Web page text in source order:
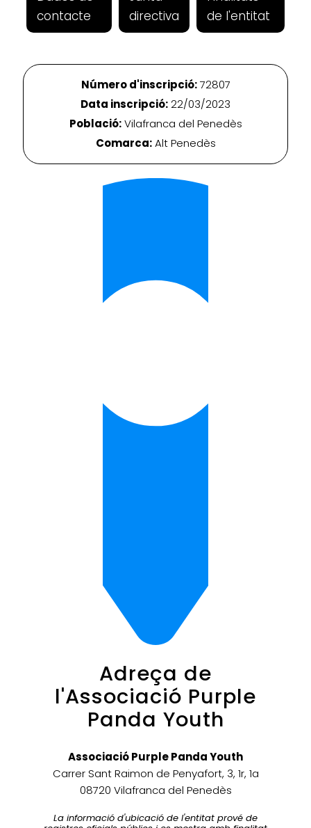
contacte
directiva
de l'entitat
Número d'inscripció:72807
Data inscripció:22/03/2023
Població:Vilafranca del Penedès
Comarca:Alt Penedès
Adreça de
l'Associació Purple
Panda Youth
Associació Purple Panda Youth
Carrer Sant Raimon de Penyafort, 3, 1r, 1a
08720 Vilafranca del Penedès
La informació d'ubicació de l'entitat prové de